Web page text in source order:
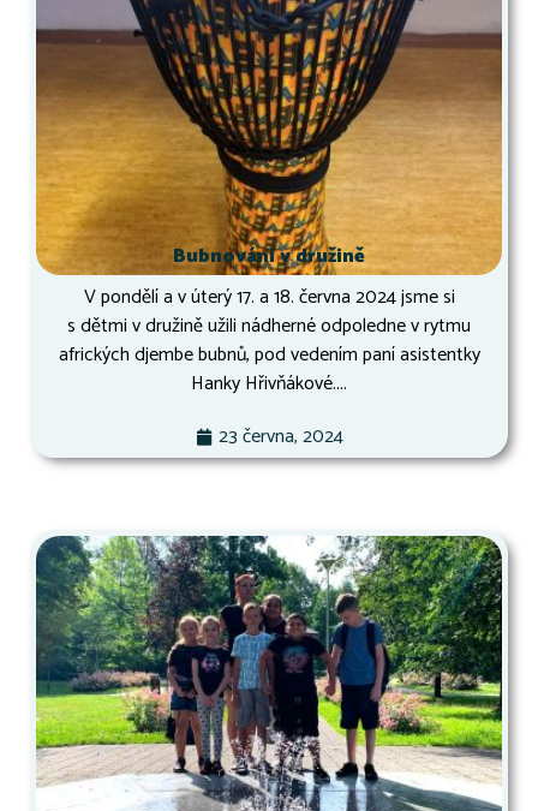
Bubnování v družině
V pondělí a v úterý 17. a 18. června 2024 jsme si
s dětmi v družině užili nádherné odpoledne v rytmu
afrických djembe bubnů, pod vedením paní asistentky
Hanky Hřivňákové....
23 června, 2024